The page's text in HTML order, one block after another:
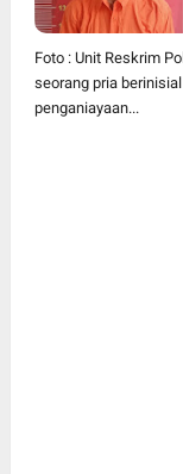
Foto : Unit Reskrim
seorang pria
penganiayaan...